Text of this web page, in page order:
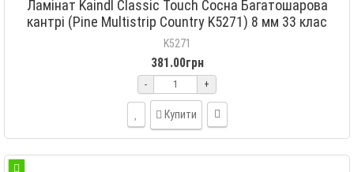
Ламінат Kaindl Classic Touch Сосна Багатошарова
кантрі (Pine Multistrip Country K5271) 8 мм 33 клас
K5271
381.00грн
- +
Купити